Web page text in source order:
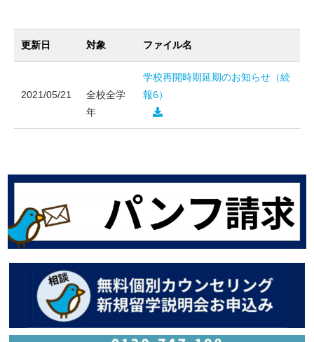
更新日 対象 ファイル名
2021/05/21
全校全学
年
学校再開時期延期のお知らせ（続
報6）